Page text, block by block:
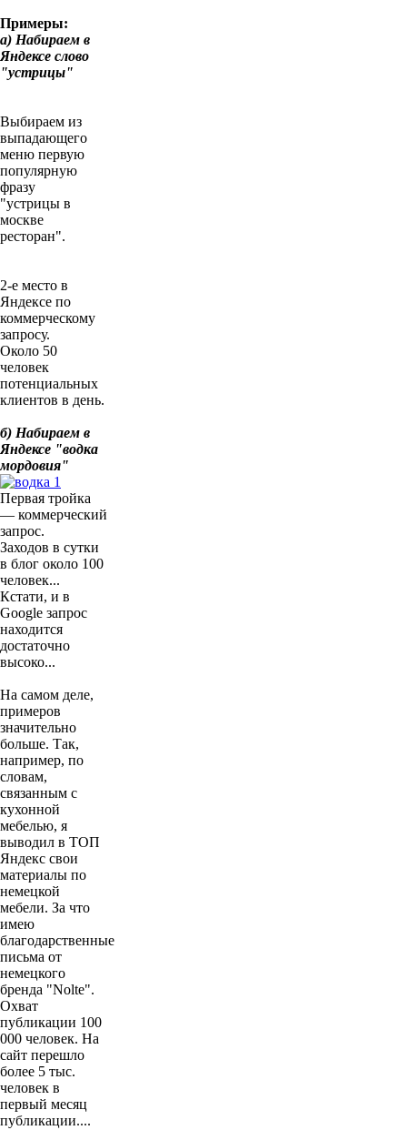
Примеры:
a) Набираем в
Яндексе слово
"устрицы"
Выбираем из
выпадающего
меню первую
популярную
фразу
"устрицы в
москве
ресторан".
2-е место в
Яндексе по
коммерческому
запросу.
Около 50
человек
потенциальных
клиентов в день.
б) Набираем в
Яндексе "водка
мордовия"
Первая тройка
— коммерческий
запрос.
Заходов в сутки
в блог около 100
человек...
Кстати, и в
Google запрос
находится
достаточно
высоко...
На самом деле,
примеров
значительно
больше. Так,
например, по
словам,
связанным с
кухонной
мебелью, я
выводил в ТОП
Яндекс свои
материалы по
немецкой
мебели. За что
имею
благодарственные
письма от
немецкого
бренда "Nolte".
Охват
публикации 100
000 человек. На
сайт перешло
более 5 тыс.
человек в
первый месяц
публикации....